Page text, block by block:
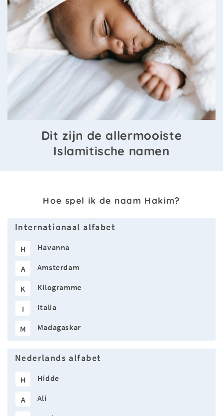
Dit zijn de allermooiste
Islamitische namen
Hoe spel ik de naam Hakim?
Internationaal alfabet
H Havanna
A Amsterdam
K Kilogramme
I Italia
M Madagaskar
Nederlands alfabet
H Hidde
A Ali